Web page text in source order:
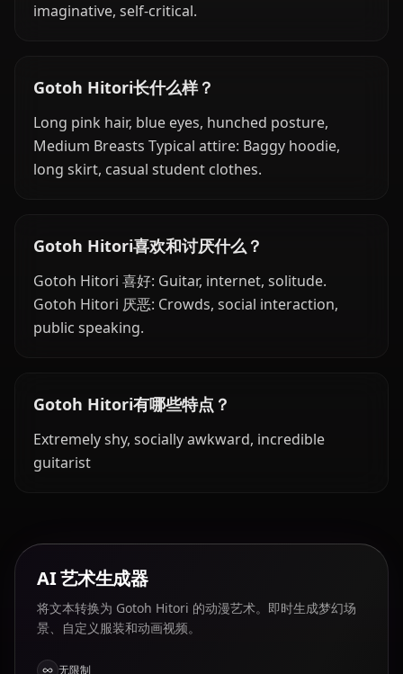
imaginative, self-critical.
Gotoh Hitori长什么样？
Long pink hair, blue eyes, hunched posture,
Medium Breasts Typical attire: Baggy hoodie,
long skirt, casual student clothes.
Gotoh Hitori喜欢和讨厌什么？
Gotoh Hitori 喜好: Guitar, internet, solitude.
Gotoh Hitori 厌恶: Crowds, social interaction,
public speaking.
Gotoh Hitori有哪些特点？
Extremely shy, socially awkward, incredible
guitarist
AI 艺术生成器
将文本转换为 Gotoh Hitori 的动漫艺术。即时生成梦幻场
景、自定义服装和动画视频。
无限制